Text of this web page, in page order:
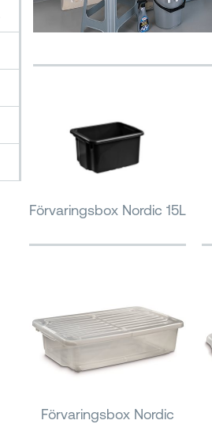
Förvaringsbox Nordic 15L
Förvaringsbox Nordic